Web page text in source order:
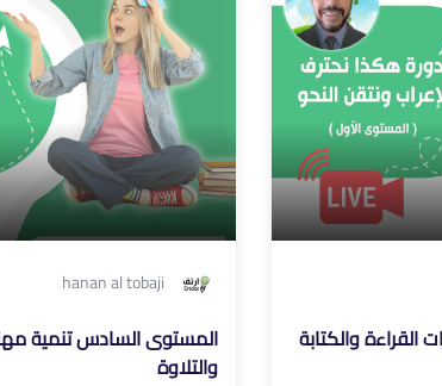
والكتابة
hanan al tobaji
المستوى السادس تنمية
والتلاوة